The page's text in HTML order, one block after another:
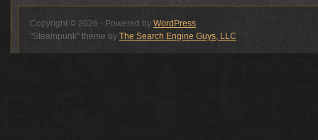
Copyright © 2026 - Powered by WordPress
"Steampunk" theme by The Search Engine Guys, LLC